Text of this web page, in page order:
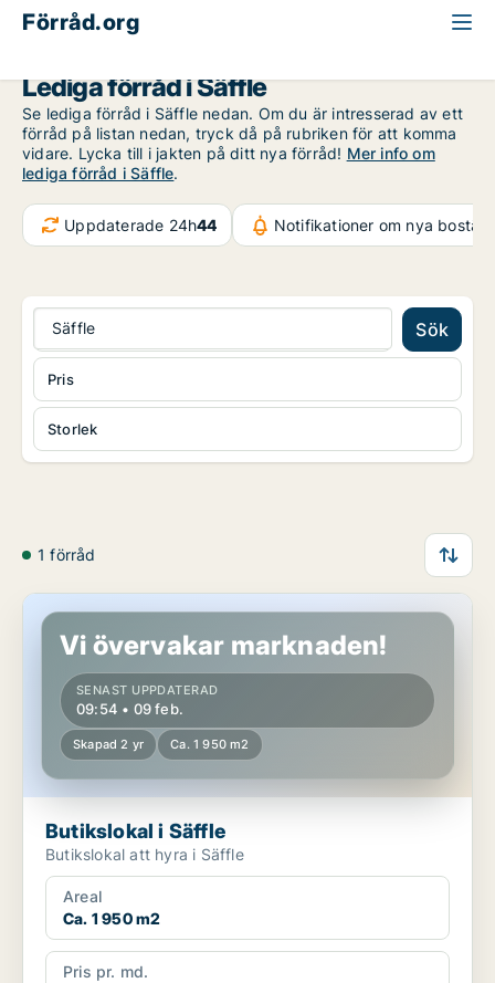
Förråd.org
Lediga förråd i Säffle
Se lediga förråd i Säffle nedan. Om du är intresserad av ett
förråd på listan nedan, tryck då på rubriken för att komma
vidare. Lycka till i jakten på ditt nya förråd! Mer info om
lediga förråd i Säffle.
Uppdaterade 24h44 Notifikationer om nya
Säffle Sök
Storlek
Pris
1 förråd
Butikslokal i Säffle
Vi övervakar marknaden!
SENAST UPPDATERAD
09:54 • 09 feb.
Skapad 2 yr Ca. 1 950 m2
Butikslokal i Säffle
Butikslokal att hyra i Säffle
Areal
Ca. 1 950 m2
Pris pr. md.